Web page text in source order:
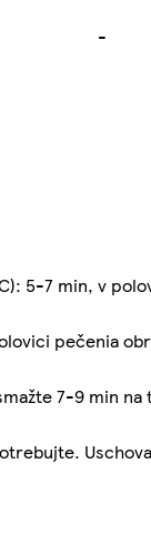
-
5-7 min, v
pečenia
7-9 min